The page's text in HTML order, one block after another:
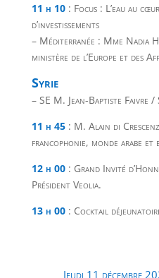
11 h 10: Focus : L’eau au
d’investissements
– Méditerranée : Mme Nadia
ministère de l’Europe et des
Syrie
– SE M. Jean-Baptiste Faivre
11 h 45 : M. Alain di
francophonie, monde arabe et
12 h 00: Grand Invité
Président Veolia.
13 h 00 : Cocktail
Jeudi 11 décembre